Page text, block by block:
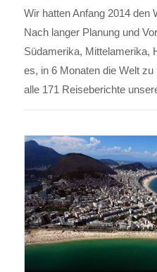
Wir hatten Anfang 2014 den
Nach langer Planung und
Südamerika, Mittelamerika,
es, in 6 Monaten die Welt
alle 171 Reiseberichte